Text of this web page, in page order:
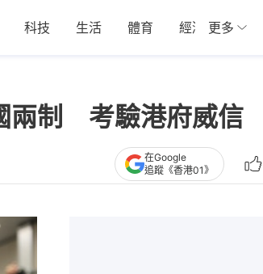
科技 生活 體育 經濟 01深圳
更多
兩制 考驗港府威信
在Google
追蹤《香港01》